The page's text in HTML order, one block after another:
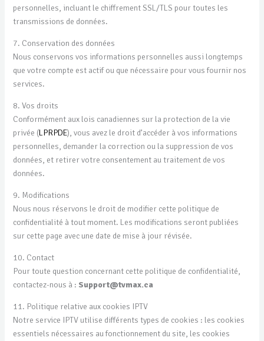
personnelles, incluant le chiffrement SSL/TLS pour toutes les
transmissions de données.
7. Conservation des données
Nous conservons vos informations personnelles aussi longtemps
que votre compte est actif ou que nécessaire pour vous fournir nos
services.
8. Vos droits
Conformément aux lois canadiennes sur la protection de la vie
privée (LPRPDE), vous avez le droit d’accéder à vos informations
personnelles, demander la correction ou la suppression de vos
données, et retirer votre consentement au traitement de vos
données.
9. Modifications
Nous nous réservons le droit de modifier cette politique de
confidentialité à tout moment. Les modifications seront publiées
sur cette page avec une date de mise à jour révisée.
10. Contact
Pour toute question concernant cette politique de confidentialité,
contactez-nous à : Support@tvmax.ca
11. Politique relative aux cookies IPTV
Notre service IPTV utilise différents types de cookies : les cookies
essentiels nécessaires au fonctionnement du site, les cookies